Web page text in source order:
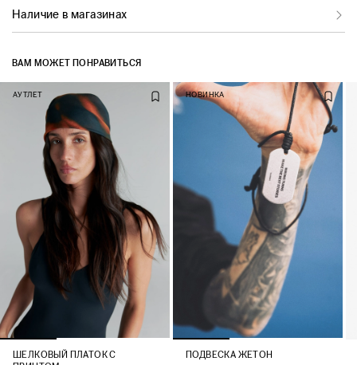
Наличие в магазинах
ВАМ МОЖЕТ ПОНРАВИТЬСЯ
АУТЛЕТ
ШЕЛКОВЫЙ ПЛАТОК С
НОВИНКА
ПОДВЕСКА ЖЕТОН